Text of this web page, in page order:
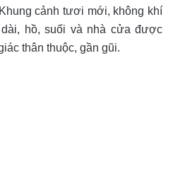
cảnh tươi mới, không khí
hồ, suối và nhà cửa được
thân thuộc, gần gũi.